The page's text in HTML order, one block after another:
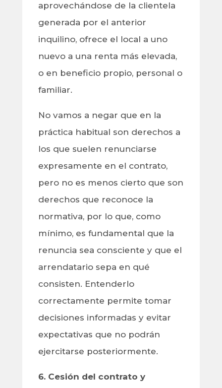
aprovechándose de la clientela
generada por el anterior
inquilino, ofrece el local a uno
nuevo a una renta más elevada,
o en beneficio propio, personal o
familiar.
No vamos a negar que en la
práctica habitual son derechos a
los que suelen renunciarse
expresamente en el contrato,
pero no es menos cierto que son
derechos que reconoce la
normativa, por lo que, como
mínimo, es fundamental que la
renuncia sea consciente y que el
arrendatario sepa en qué
consisten. Entenderlo
correctamente permite tomar
decisiones informadas y evitar
expectativas que no podrán
ejercitarse posteriormente.
6. Cesión del contrato y